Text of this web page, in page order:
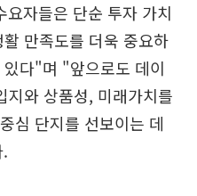
자들은 단순 투자 가치
만족도를 더욱 중요하
다"며 "앞으로도 데이
지와 상품성, 미래가치를
심 단지를 선보이는 데